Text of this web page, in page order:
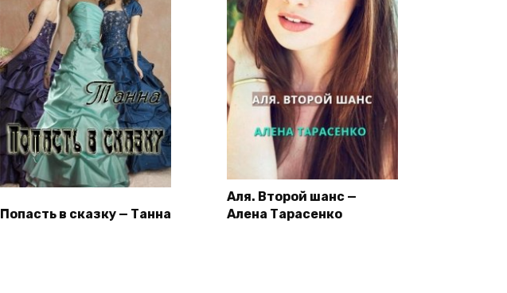
Попасть в сказку — Танна
Аля. Второй шанс —
Алена Тарасенко